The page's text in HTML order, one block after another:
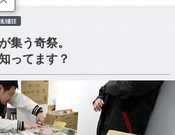
集う奇祭。
ってます？